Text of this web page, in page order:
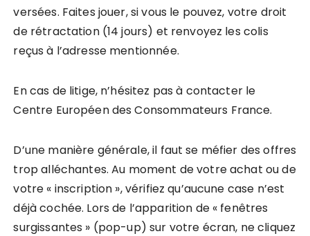
versées. Faites jouer, si vous le pouvez, votre droit
de rétractation (14 jours) et renvoyez les colis
reçus à l’adresse mentionnée.
En cas de litige, n’hésitez pas à contacter le
Centre Européen des Consommateurs France.
D’une manière générale, il faut se méfier des offres
trop alléchantes. Au moment de votre achat ou de
votre « inscription », vérifiez qu’aucune case n’est
déjà cochée. Lors de l’apparition de « fenêtres
surgissantes » (pop-up) sur votre écran, ne cliquez